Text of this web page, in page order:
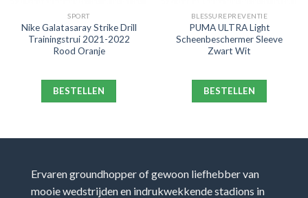
SPORT
Nike Galatasaray Strike Drill
Trainingstrui 2021-2022
Rood Oranje
BESTELLEN
BLESSUREPREVENTIE
PUMA ULTRA Light
Scheenbeschermer Sleeve
Zwart Wit
BESTELLEN
Ervaren groundhopper of gewoon liefhebber van
mooie wedstrijden en indrukwekkende stadions in